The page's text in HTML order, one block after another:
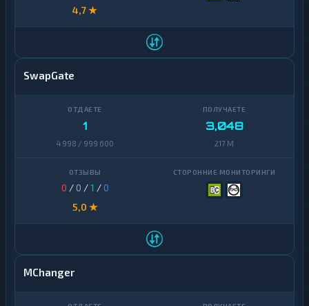
4,7 ★
SwapGate
1
4 998 / 999 600
3,048
217 M
0 / 0 /1 /0
5,0 ★
MChanger